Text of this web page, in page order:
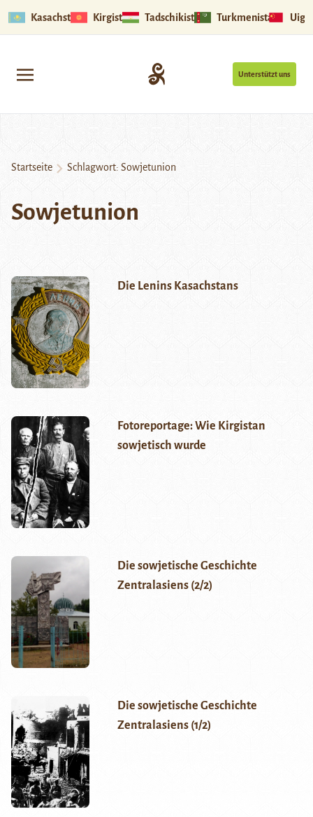
Kasachstan Kirgistan Tadschikistan Turkmenistan
Unterstützt uns
Startseite Schlagwort: Sowjetunion
Sowjetunion
Die Lenins Kasachstans
Fotoreportage: Wie Kirgistan
sowjetisch wurde
Die sowjetische Geschichte
Zentralasiens (2/2)
Die sowjetische Geschichte
Zentralasiens (1/2)